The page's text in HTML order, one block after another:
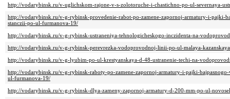
http://vodarybinsk.ru/v-uglichskom-rajone-v-s-zolotoruche-i-chastichno-po-ul-severnaya-
http://vodarybinsk.ru/v-g-rybinsk-provedenie-rabot-po-zamene-zapornoj-armatury-i-pajki-
stanczii-po-ul-furmanova-19/
http://vodarybinsk.ru/v-g-rybinsk-ustraneniya-tehnologicheskogo-inczidenta-na-
http://vodarybinsk.ru/v-g-rybinsk-perevrezka-vodoprovodnoj-linii-po-ul-malaya-
http://vodarybinsk.ru/v-g-lyubim-po-ul-krestyanskaya-d-48-ustranenie-techi-na-
http://vodarybinsk.ru/v-g-rybinsk-raboty-po-zamene-zapornoj-armatury-i-pajki-
ul-furmanova-19/
http://vodarybinsk.ru/v-g-rybinsk-dlya-zameny-zapornoj-armatury-d-200-mm-po-ul-